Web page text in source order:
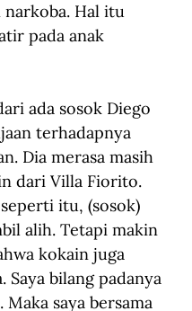
narkoba. Hal itu
pada anak
ada sosok Diego
terhadapnya
Dia merasa masih
dari Villa Fiorito.
itu, (sosok)
alih. Tetapi makin
kokain juga
bilang padanya
saya bersama